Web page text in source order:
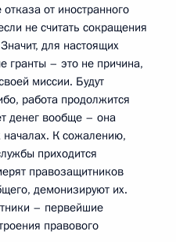
от иностранного
не считать сокращения
для настоящих
гранты – это не причина,
миссии. Будут
работа продолжится
денег вообще – она
началах. К сожалению,
приходится
правозащитников
демонизируют их.
– первейшие
правового